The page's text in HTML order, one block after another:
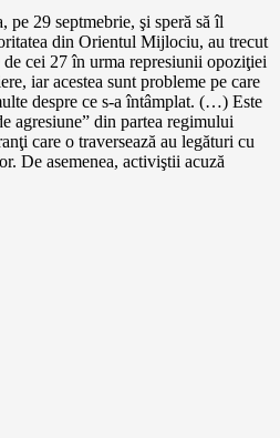
pe 29 septmebrie, şi speră să îl
din Orientul Mijlociu, au trecut
cei 27 în urma represiunii opoziţiei
iar acestea sunt probleme pe care
despre ce s-a întâmplat. (…) Este
agresiune” din partea regimului
care o traversează au legături cu
De asemenea, activiştii acuză